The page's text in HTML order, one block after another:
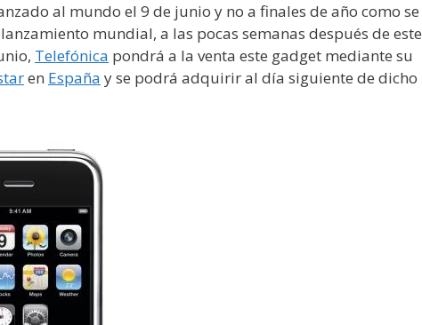
al mundo el 9 de junio y no a finales de año como se
mundial, a las pocas semanas después de este
Telefónica pondrá a la venta este gadget mediante su
en España y se podrá adquirir al día siguiente de dicho